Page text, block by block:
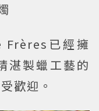
已經擁
湛製蠟工藝的
歡迎。